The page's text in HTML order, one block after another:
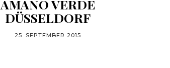
AMANO VERDE
DÜSSELDORF
25. SEPTEMBER 2015